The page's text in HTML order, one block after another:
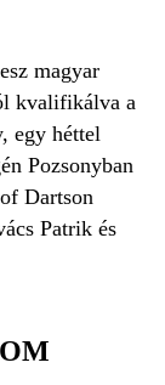
magyar
kvalifikálva a
egy héttel
Pozsonyban
Dartson
Patrik és